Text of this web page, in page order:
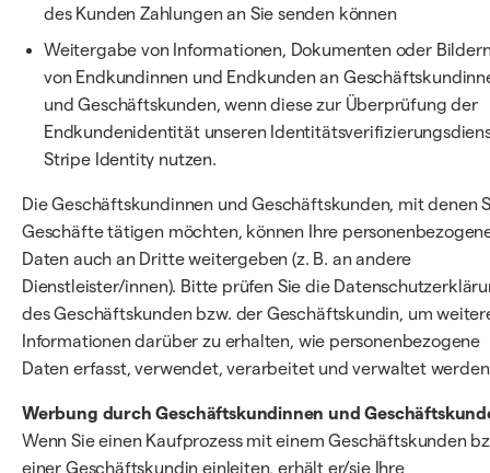
des Kunden Zahlungen an Sie senden können
Weitergabe von Informationen, Dokumenten oder
von Endkundinnen und Endkunden an
und Geschäftskunden, wenn diese zur Überprüfung der
Endkundenidentität unseren
Stripe Identity nutzen.
Die Geschäftskundinnen und Geschäftskunden, mit denen
Geschäfte tätigen möchten, können Ihre
Daten auch an Dritte weitergeben (z. B. an andere
Dienstleister/innen). Bitte prüfen Sie die
des Geschäftskunden bzw. der Geschäftskundin, um
Informationen darüber zu erhalten, wie personenbezogene
Daten erfasst, verwendet, verarbeitet und verwaltet
Werbung durch Geschäftskundinnen und
Wenn Sie einen Kaufprozess mit einem Geschäftskunden
einer Geschäftskundin einleiten, erhält er/sie Ihre